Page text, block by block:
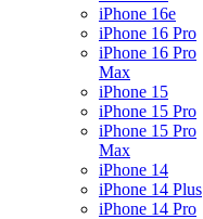
iPhone 16e
iPhone 16 Pro
iPhone 16 Pro
Max
iPhone 15
iPhone 15 Pro
iPhone 15 Pro
Max
iPhone 14
iPhone 14 Plus
iPhone 14 Pro